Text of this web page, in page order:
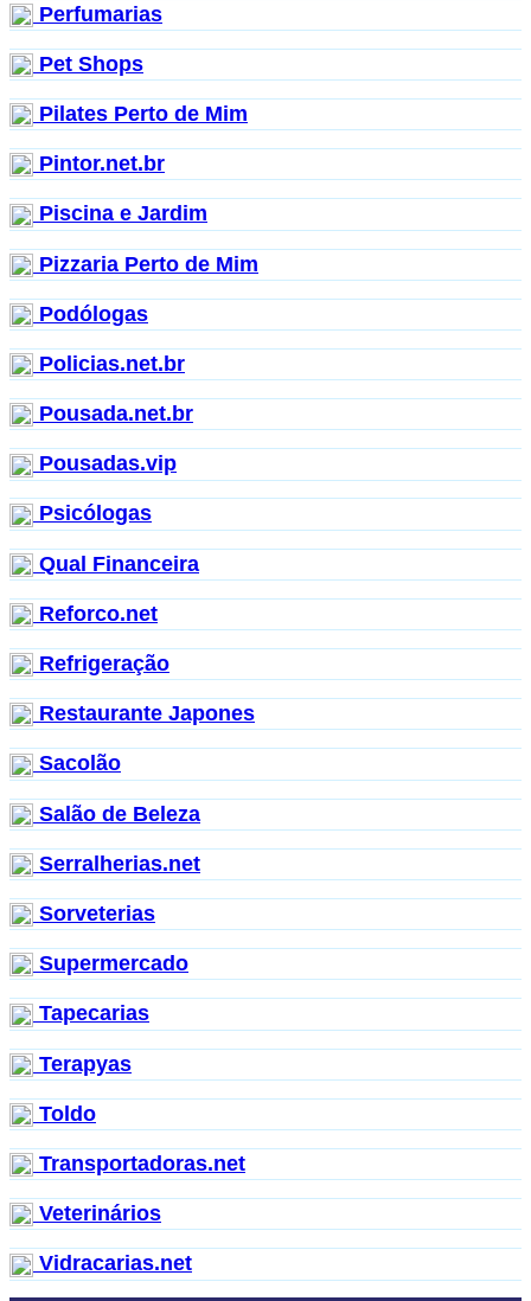
Perfumarias
Pet Shops
Pilates Perto de Mim
Pintor.net.br
Piscina e Jardim
Pizzaria Perto de Mim
Podólogas
Policias.net.br
Pousada.net.br
Pousadas.vip
Psicólogas
Qual Financeira
Reforco.net
Refrigeração
Restaurante Japones
Sacolão
Salão de Beleza
Serralherias.net
Sorveterias
Supermercado
Tapecarias
Terapyas
Toldo
Transportadoras.net
Veterinários
Vidracarias.net